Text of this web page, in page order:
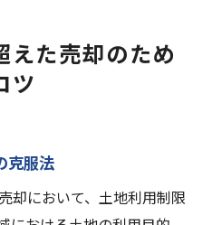
えた売却のため
ツ
克服法
却において、土地利用制限